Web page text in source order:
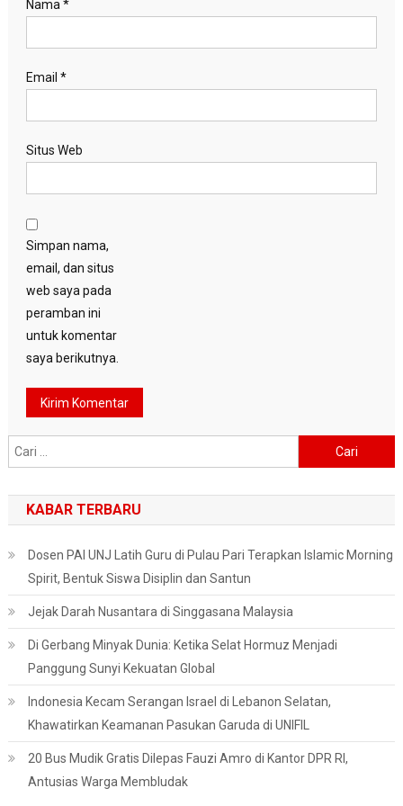
Nama*
Email *
Situs Web
Simpan nama,
email, dan situs
web saya pada
peramban ini
untuk komentar
saya berikutnya.
untuk:
KABAR TERBARU
Dosen PAI UNJ Latih Guru di Pulau Pari Terapkan Islamic Morning
Spirit, Bentuk Siswa Disiplin dan Santun
Jejak Darah Nusantara di Singgasana Malaysia
Di Gerbang Minyak Dunia: Ketika Selat Hormuz Menjadi
Panggung Sunyi Kekuatan Global
Indonesia Kecam Serangan Israel di Lebanon Selatan,
Khawatirkan Keamanan Pasukan Garuda di UNIFIL
20 Bus Mudik Gratis Dilepas Fauzi Amro di Kantor DPR RI,
Antusias Warga Membludak